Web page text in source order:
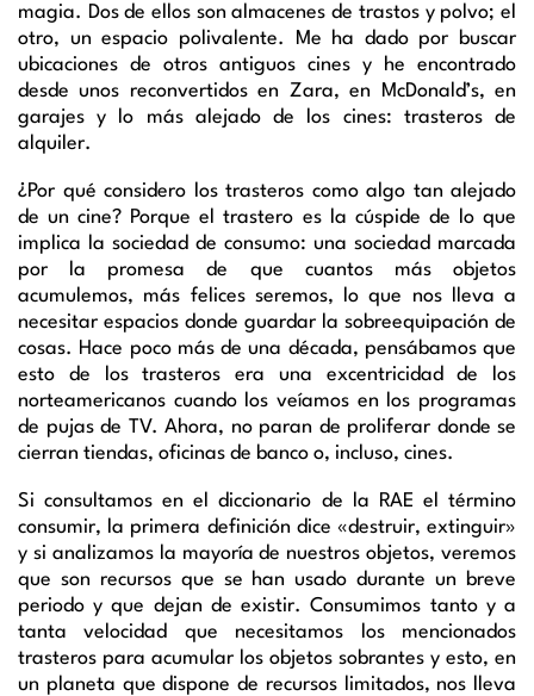
magia. Dos de ellos son almacenes de trastos y polvo; el
otro, un espacio polivalente. Me ha dado por buscar
ubicaciones de otros antiguos cines y he encontrado
desde unos reconvertidos en Zara, en McDonald’s, en
garajes y lo más alejado de los cines: trasteros de
alquiler.
¿Por qué considero los trasteros como algo tan alejado
de un cine? Porque el trastero es la cúspide de lo que
implica la sociedad de consumo: una sociedad marcada
por la promesa de que cuantos más objetos
acumulemos, más felices seremos, lo que nos lleva a
necesitar espacios donde guardar la sobreequipación de
cosas. Hace poco más de una década, pensábamos que
esto de los trasteros era una excentricidad de los
norteamericanos cuando los veíamos en los programas
de pujas de TV. Ahora, no paran de proliferar donde se
cierran tiendas, oficinas de banco o, incluso, cines.
Si consultamos en el diccionario de la RAE el término
consumir, la primera definición dice «destruir, extinguir»
y si analizamos la mayoría de nuestros objetos, veremos
que son recursos que se han usado durante un breve
periodo y que dejan de existir. Consumimos tanto y a
tanta velocidad que necesitamos los mencionados
trasteros para acumular los objetos sobrantes y esto, en
un planeta que dispone de recursos limitados, nos lleva